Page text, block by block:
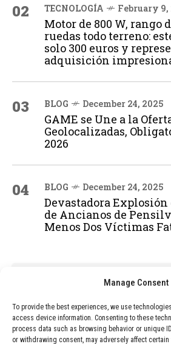
Manage Consent
To provide the best experiences, we use
access device information. Consenting to these
process data such as browsing behavior or unique
or withdrawing consent, may adversely affect
02 TECNOLOGÍA February 9,
Motor de 800 W, rango
ruedas todo terreno:
solo 300 euros y
adquisición
03 BLOG December 24, 2025
GAME se Une a la
Geolocalizadas,
2026
04 BLOG December 24, 2025
Devastadora
de Ancianos de
Menos Dos Víctimas